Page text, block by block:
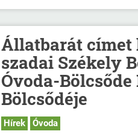
Állatbarát címet
szadai Székely
Óvoda-
Bölcsődéje
Hírek Óvoda